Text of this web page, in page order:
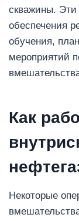
скважины.
обеспечения
обучения,
мероприятий
Как
Некоторые